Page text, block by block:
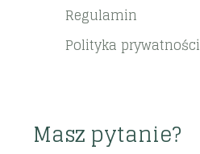
Regulamin
Polityka prywatności
Masz pytanie?